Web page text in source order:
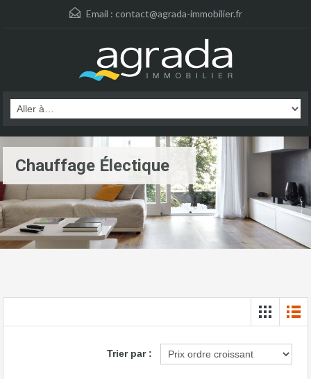
Email : contact@agrada-immobilier.fr
Chauffage Électique
Trier par :